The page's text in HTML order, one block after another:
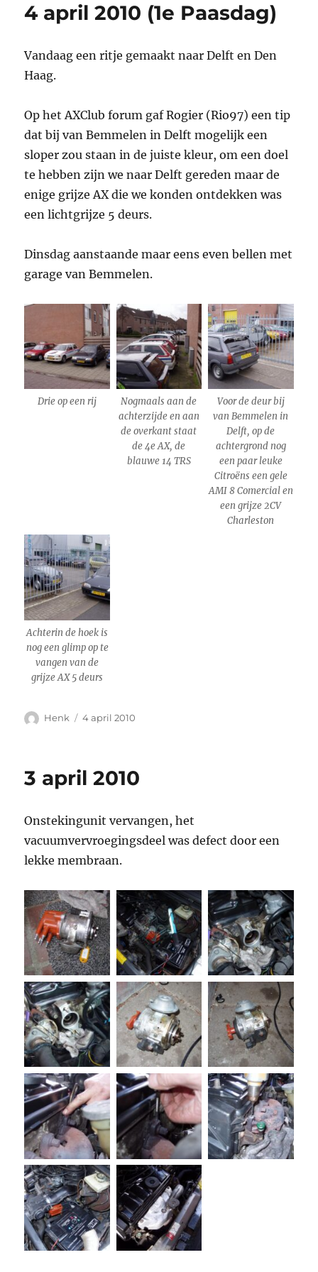
4 april 2010 (1e Paasdag)
Vandaag een ritje gemaakt naar Delft en Den
Haag.
Op het AXClub forum gaf Rogier (Rio97) een tip
dat bij van Bemmelen in Delft mogelijk een
sloper zou staan in de juiste kleur, om een doel
te hebben zijn we naar Delft gereden maar de
enige grijze AX die we konden ontdekken was
een lichtgrijze 5 deurs.
Dinsdag aanstaande maar eens even bellen met
garage van Bemmelen.
Drie op een rij
Nogmaals aan de
achterzijde en aan
de overkant staat
de 4e AX, de
blauwe 14 TRS
Voor de deur bij
van Bemmelen in
Delft, op de
achtergrond nog
een paar leuke
Citroëns een gele
AMI 8 Comercial en
een grijze 2CV
Charleston
Achterin de hoek is
nog een glimp op te
vangen van de
grijze AX 5 deurs
Auteur
Henk
Geplaatst
4 april 2010
3 april 2010
Onstekingunit vervangen, het
vacuumvervroegingsdeel was defect door een
lekke membraan.